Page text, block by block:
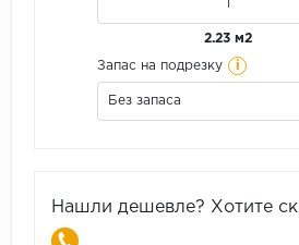
2.23 м2
Запас на подрезку i
Без запаса
Нашли дешевле? Хотите